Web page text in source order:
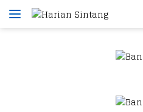
Langsung
ke